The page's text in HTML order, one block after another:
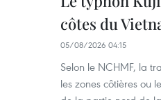
côtes du
05/08/2026 04:15
Selon le NCHMF, la
les zones côtières ou